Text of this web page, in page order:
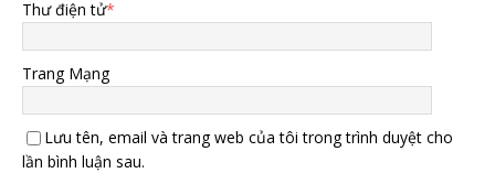
Thư điện tử*
Trang Mạng
Lưu tên, email và trang web của tôi trong trình duyệt cho
lần bình luận sau.